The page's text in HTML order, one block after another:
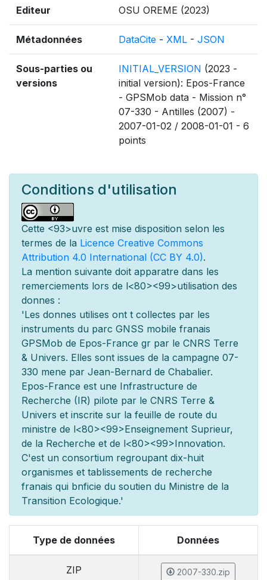
Editeur OSU OREME (2023)
Métadonnées DataCite - XML - JSON
Sous-parties ou
versions
INITIAL_VERSION (2023 -
initial version): Epos-France
- GPSMob data - Mission n°
07-330 - Antilles (2007) -
2007-01-02 / 2008-01-01 - 6
points
Conditions d'utilisation
Cette <93>uvre est mise disposition selon les
termes de la Licence Creative Commons
Attribution 4.0 International (CC BY 4.0).
La mention suivante doit apparatre dans les
remerciements lors de l<80><99>utilisation des
donnes :
'Les donnes utilises ont t collectes par les
instruments du parc GNSS mobile franais
GPSMob de Epos-France gr par le CNRS Terre
& Univers. Elles sont issues de la campagne 07-
330 mene par Jean-Bernard de Chabalier.
Epos-France est une Infrastructure de
Recherche (IR) pilote par le CNRS Terre &
Univers et inscrite sur la feuille de route du
ministre de l<80><99>Enseignement Suprieur,
de la Recherche et de l<80><99>Innovation.
C'est un consortium regroupant dix-huit
organismes et tablissements de recherche
franais qui bnficie du soutien du Ministre de la
Transition Ecologique.'
Type de données Données
ZIP 2007-330.zip